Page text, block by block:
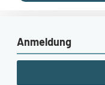
Anmeldung